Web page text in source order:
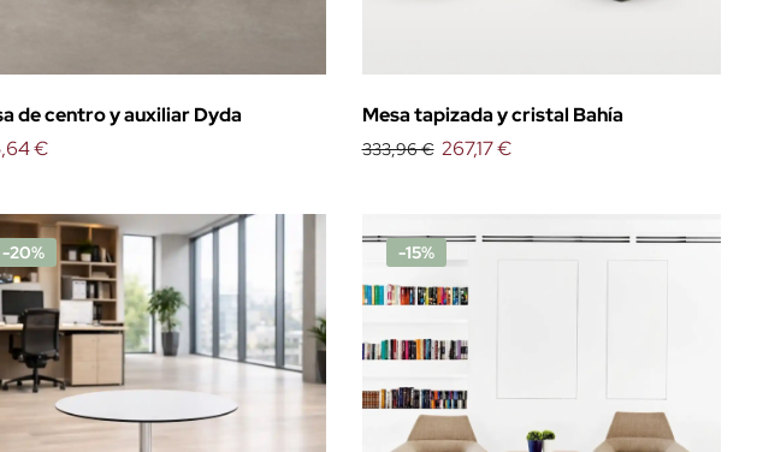
de centro y auxiliar Dyda
€
Mesa tapizada y cristal Bahía
333,96 € 267,17 €
-20% -15%